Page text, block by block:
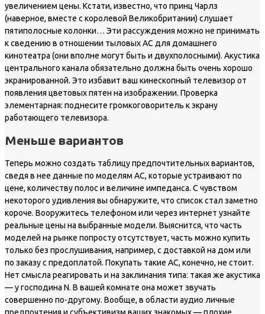
увеличением цены. Кстати, известно, что принц Чарлз
(наверное, вместе с королевой Великобритании) слушает
пятиполосные колонки… Эти рассуждения можно не принимать
к сведению в отношении тыловых АС для домашнего
кинотеатра (они вполне могут быть и двухполосными). Акустика
центрального канала обязательно должна быть очень хорошо
экранированной. Это избавит ваш кинескопный телевизор от
появления цветовых пятен на изображении. Проверка
элементарная: поднесите громкоговоритель к экрану
работающего телевизора.
Меньше вариантов
Теперь можно создать таблицу предпочтительных вариантов,
сведя в нее данные по моделям АС, которые устраивают по
цене, количеству полос и величине импеданса. С чувством
некоторого удивления вы обнаружите, что список стал заметно
короче. Вооружитесь телефоном или через интернет узнайте
реальные цены на выбранные модели. Выяснится, что часть
моделей на рынке попросту отсутствует, часть можно купить
только без прослушивания, например, с доставкой на дом или
по заказу с предоплатой. Покупать такие АС, конечно, не стоит.
Нет смысла реагировать и на заклинания типа: такая же акустика
— у господина N. В вашей комнате она может звучать
совершенно по-другому. Вообще, в области аудио личные
предпочтения и субъективизм ваших знакомых — плохие